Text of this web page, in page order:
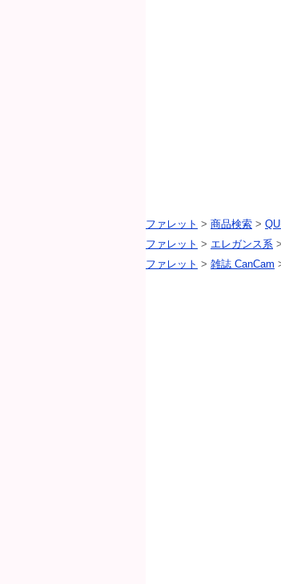
ファレット > 商品検索 > QUEENS COURT
ファレット > エレガンス系 >
ファレット > 雑誌 CanCam